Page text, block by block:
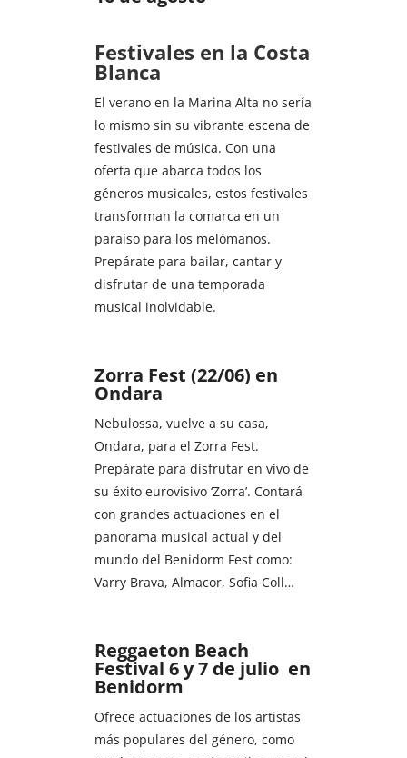
Festivales en la Costa
Blanca
El verano en la Marina Alta no sería
lo mismo sin su vibrante escena de
festivales de música. Con una
oferta que abarca todos los
géneros musicales, estos festivales
transforman la comarca en un
paraíso para los melómanos.
Prepárate para bailar, cantar y
disfrutar de una temporada
musical inolvidable.
Zorra Fest (22/06) en
Ondara
Nebulossa, vuelve a su casa,
Ondara, para el Zorra Fest.
Prepárate para disfrutar en vivo de
su éxito eurovisivo ‘Zorra’. Contará
con grandes actuaciones en el
panorama musical actual y del
mundo del Benidorm Fest como:
Varry Brava, Almacor, Sofia Coll…
Reggaeton Beach
Festival 6 y 7 de julio en
Benidorm
Ofrece actuaciones de los artistas
más populares del género, como